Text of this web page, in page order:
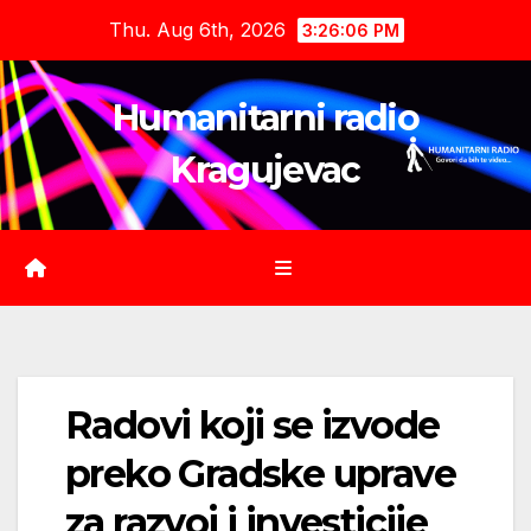
content
Thu. Aug 6th, 2026 3:26:07 PM
Humanitarni radio
Kragujevac
Radovi koji se izvode
preko Gradske uprave
za razvoj i investicije